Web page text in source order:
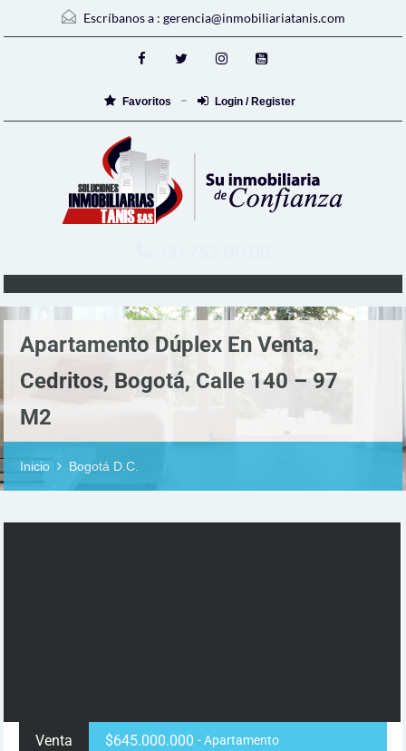
Escríbanos a : gerencia@inmobiliariatanis.com
Favoritos Login / Register
Apartamento Dúplex En Venta,
Cedritos, Bogotá, Calle 140 – 97
M2
Inicio Bogotá D.C.
Venta $645.000.000 - Apartamento